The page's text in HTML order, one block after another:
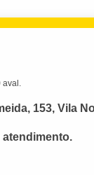
aval.
153, Vila